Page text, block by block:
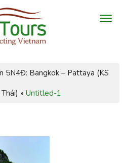
5N4Đ: Bangkok – Pattaya (KS
» Untitled-1